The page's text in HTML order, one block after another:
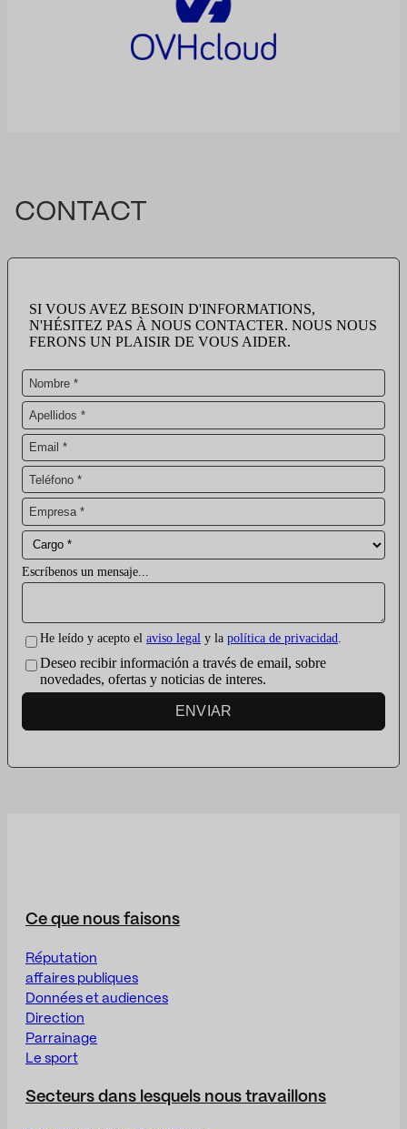
CONTACT
SI VOUS AVEZ BESOIN D'INFORMATIONS,
N'HÉSITEZ PAS À NOUS CONTACTER. NOUS NOUS
FERONS UN PLAISIR DE VOUS AIDER.
Escríbenos un mensaje...
He leído y acepto el aviso legal y la política de privacidad.
Deseo recibir información a través de email, sobre
novedades, ofertas y noticias de interes.
ENVIAR
Ce que nous faisons
Réputation
affaires publiques
Données et audiences
Direction
Parrainage
Le sport
Secteurs dans lesquels nous travaillons